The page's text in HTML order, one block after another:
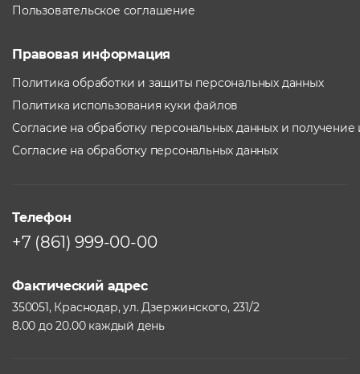
Пользовательское соглашение
Правовая информация
Политика обработки и защиты персональных данных
Политика использования куки файлов
Согласие на обработку персональных данных и
Согласие на обработку персональных данных
Телефон
+7 (861) 999-00-00
Фактический адрес
350051, Краснодар, ул. Дзержинского, 231/2
8.00 до 20.00 каждый день